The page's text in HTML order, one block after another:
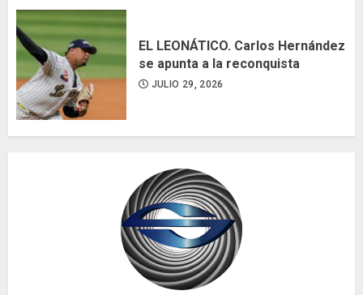
EL LEONÁTICO. Carlos Hernández
se apunta a la reconquista
JULIO 29, 2026